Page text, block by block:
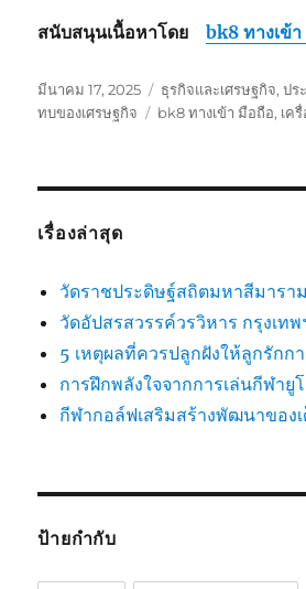
สนับสนุนเนื้อหาโดยbk8 ทางเข้
เขียน
เมื่อ
มีนาคม 17, 2025
หมวด
หมู่
ธุรกิจและเศรษฐกิจ,ปร
ทบของเศรษฐกิจ
ป้าย
bk8 ทางเข้า มือถือ, เค
เรื่องล่าสุด
วัดราชประดิษฐ์สถิตมหาสีมารา
วัดอัปสรสวรรค์วรวิหาร กรุงเทพ
5 เหตุผลที่ควรปลูกฝังให้ลูกรักก
การฝึกพลังใจจากการเล่นกีฬายู
กีฬากอล์ฟเสริมสร้างพัฒนาของเ
ป้ายกำกับ